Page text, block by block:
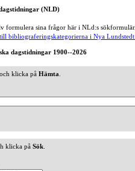
(NLD)
formulera sina frågor här i NLd:s
bibliograferingskategorierna i Nya
dagstidningar 1900--2026
klicka på Hämta
klicka på Sök